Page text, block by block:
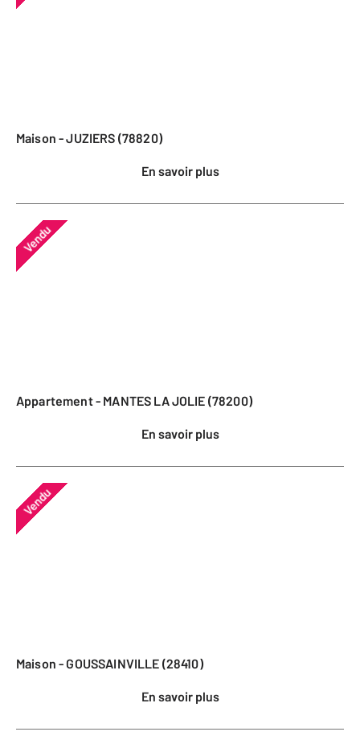
Maison - JUZIERS (78820)
En savoir plus
Vendu
Appartement - MANTES LA JOLIE (78200)
En savoir plus
Vendu
Maison - GOUSSAINVILLE (28410)
En savoir plus